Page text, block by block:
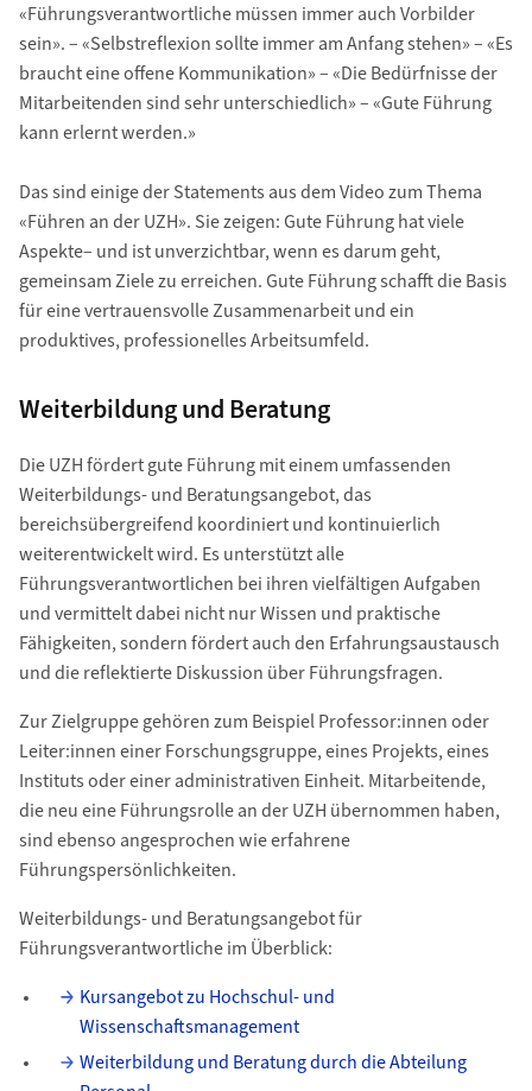
«Führungsverantwortliche müssen immer auch Vorbilder
sein». – «Selbstreflexion sollte immer am Anfang stehen» – «Es
braucht eine offene Kommunikation» – «Die Bedürfnisse der
Mitarbeitenden sind sehr unterschiedlich» – «Gute Führung
kann erlernt werden.»
Das sind einige der Statements aus dem Video zum Thema
«Führen an der UZH». Sie zeigen: Gute Führung hat viele
Aspekte– und ist unverzichtbar, wenn es darum geht,
gemeinsam Ziele zu erreichen. Gute Führung schafft die Basis
für eine vertrauensvolle Zusammenarbeit und ein
produktives, professionelles Arbeitsumfeld.
Weiterbildung und Beratung
Die UZH fördert gute Führung mit einem umfassenden
Weiterbildungs- und Beratungsangebot, das
bereichsübergreifend koordiniert und kontinuierlich
weiterentwickelt wird. Es unterstützt alle
Führungsverantwortlichen bei ihren vielfältigen Aufgaben
und vermittelt dabei nicht nur Wissen und praktische
Fähigkeiten, sondern fördert auch den Erfahrungsaustausch
und die reflektierte Diskussion über Führungsfragen.
Zur Zielgruppe gehören zum Beispiel Professor:innen oder
Leiter:innen einer Forschungsgruppe, eines Projekts, eines
Instituts oder einer administrativen Einheit. Mitarbeitende,
die neu eine Führungsrolle an der UZH übernommen haben,
sind ebenso angesprochen wie erfahrene
Führungspersönlichkeiten.
Weiterbildungs- und Beratungsangebot für
Führungsverantwortliche im Überblick:
Kursangebot zu Hochschul- und
Wissenschaftsmanagement
Weiterbildung und Beratung durch die Abteilung